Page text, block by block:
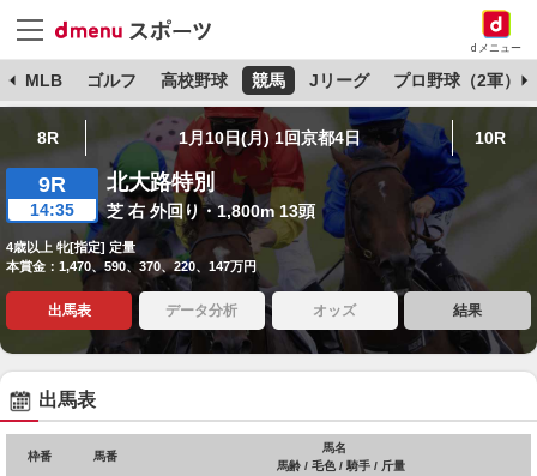
dメニュー
MLB ゴルフ 高校野球 競馬 Jリーグ プロ野球（2軍）
8R 1月10日(月) 1回京都4日 10R
9R
14:35
北大路特別
芝 右 外回り・1,800m 13頭
4歳以上 牝[指定] 定量
本賞金：1,470、590、370、220、147万円
出馬表 データ分析 オッズ 結果
出馬表
枠番 馬番
馬名
馬齢 / 毛色 / 騎手 / 斤量